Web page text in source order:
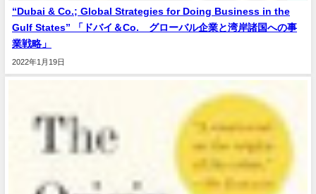
“Dubai & Co.; Global Strategies for Doing Business in the
Gulf States” 「ドバイ＆Co. グローバル企業と湾岸諸国への事
業戦略」
2022年1月19日